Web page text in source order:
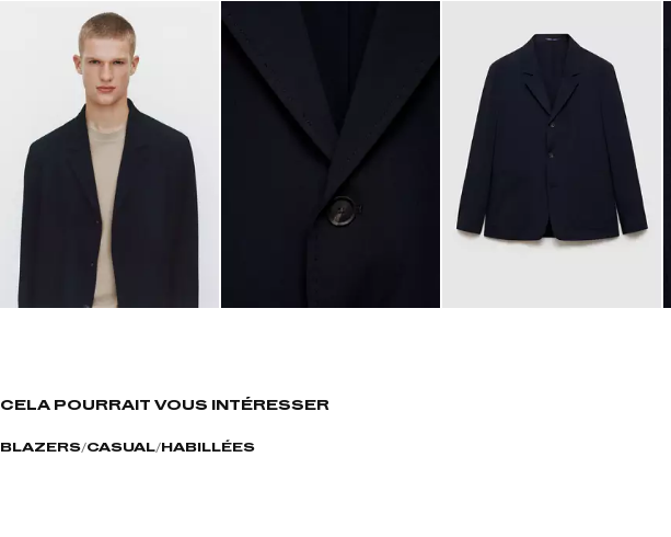
CELA POURRAIT VOUS INTÉRESSER
BLAZERS CASUAL HABILLÉES